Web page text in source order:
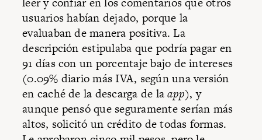
usuarios habían dejado, porque la
evaluaban de manera positiva. La
descripción estipulaba que podría pagar en
91 días con un porcentaje bajo de intereses
(0.09% diario más IVA, según una versión
en caché de la descarga de laapp), y
aunque pensó que seguramente serían más
altos, solicitó un crédito de todas formas.